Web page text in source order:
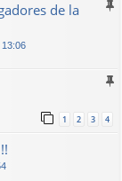
de la
13:06
1 2 3 4